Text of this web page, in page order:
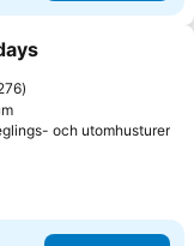
Favoriter
och utomhusturer